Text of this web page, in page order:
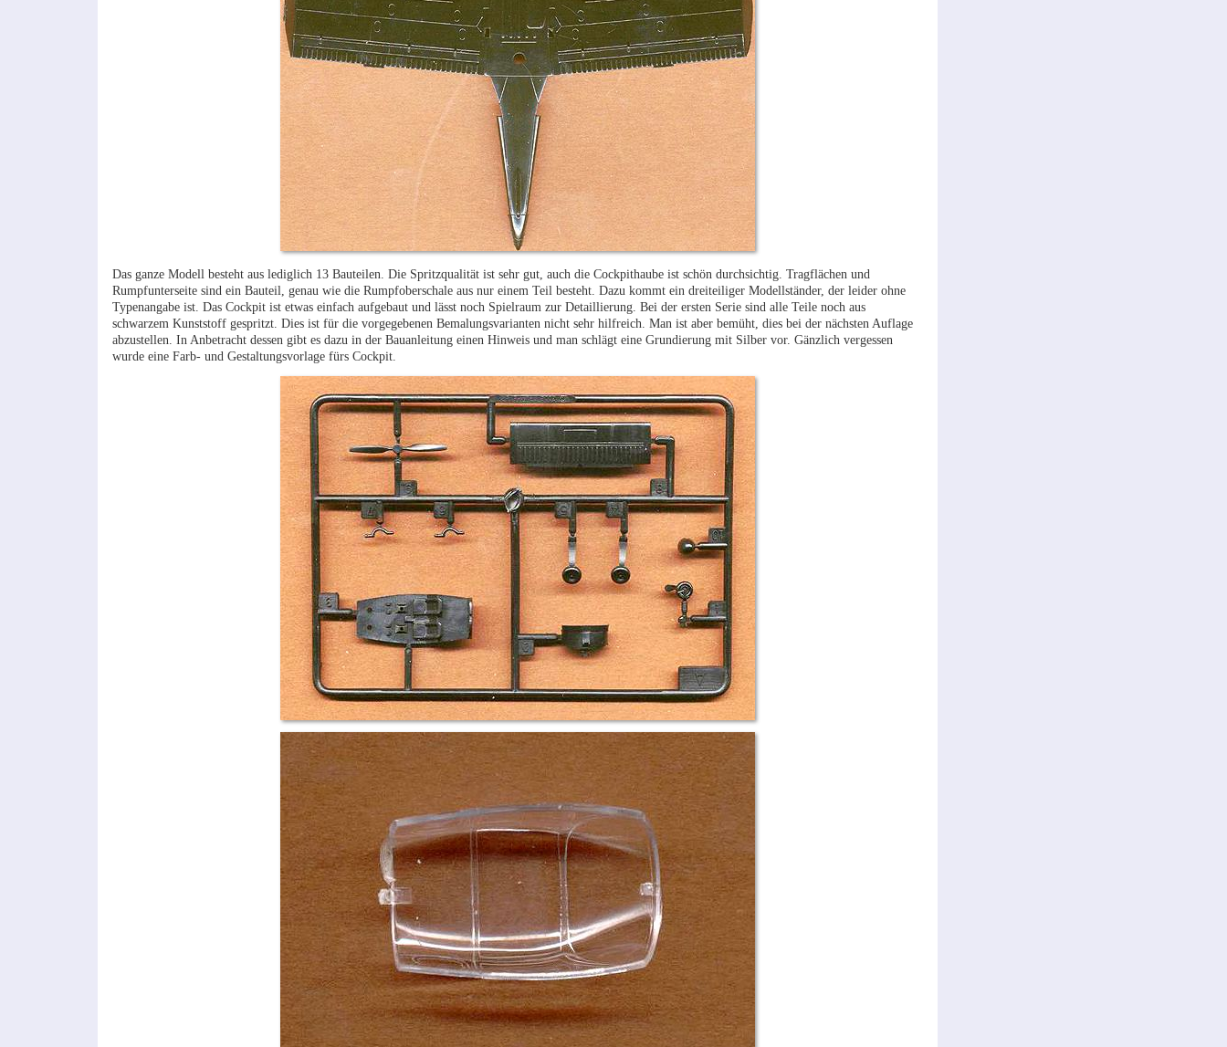
Das ganze Modell besteht aus lediglich 13 Bauteilen. Die Spritzqualität ist sehr gut, auch die Cockpithaube ist schön durchsichtig. Tragflächen und
Rumpfunterseite sind ein Bauteil, genau wie die Rumpfoberschale aus nur einem Teil besteht. Dazu kommt ein dreiteiliger Modellständer, der leider ohne
Typenangabe ist. Das Cockpit ist etwas einfach aufgebaut und lässt noch Spielraum zur Detaillierung. Bei der ersten Serie sind alle Teile noch aus
schwarzem Kunststoff gespritzt. Dies ist für die vorgegebenen Bemalungsvarianten nicht sehr hilfreich. Man ist aber bemüht, dies bei der nächsten Auflage
abzustellen. In Anbetracht dessen gibt es dazu in der Bauanleitung einen Hinweis und man schlägt eine Grundierung mit Silber vor. Gänzlich vergessen
wurde eine Farb- und Gestaltungsvorlage fürs Cockpit.